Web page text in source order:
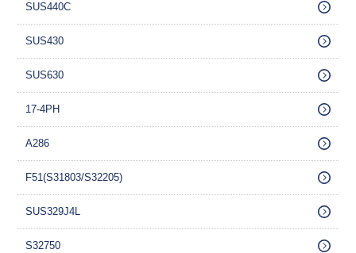
SUS440C
SUS430
SUS630
17-4PH
A286
F51(S31803/S32205)
SUS329J4L
S32750